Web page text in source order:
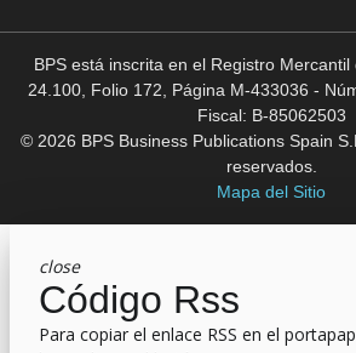
BPS está inscrita en el Registro
24.100, Folio 172, Página M-433036 -
Fiscal: B-85062503
© 2026 BPS Business Publications Spain
reservados.
Mapa del Sitio
close
Código Rss
Para copiar el enlace RSS en el